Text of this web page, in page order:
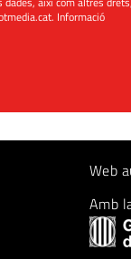
. Informació
Web
Amb